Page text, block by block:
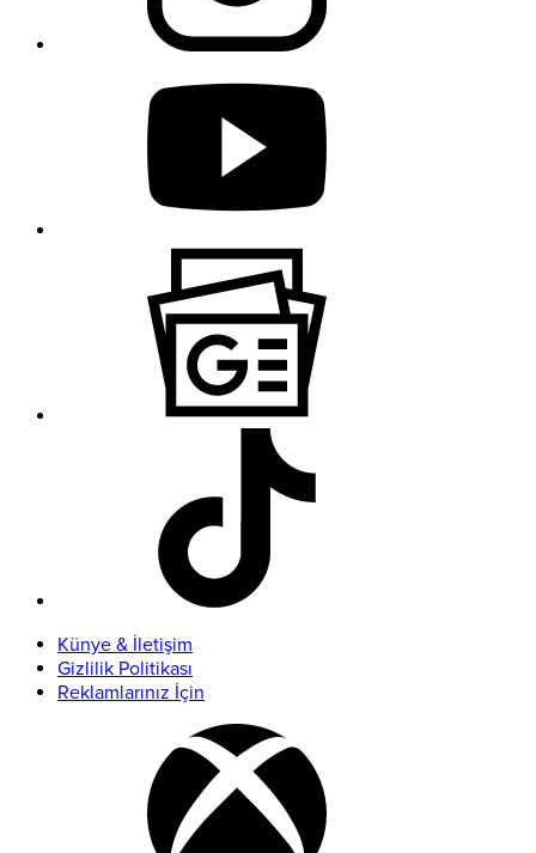
Künye & İletişim
Gizlilik Politikası
Reklamlarınız İçin